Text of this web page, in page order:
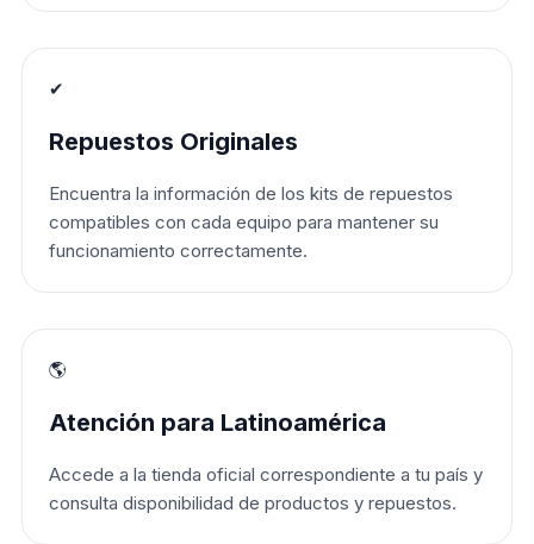
✔
Repuestos Originales
Encuentra la información de los kits de repuestos
compatibles con cada equipo para mantener su
funcionamiento correctamente.
🌎
Atención para Latinoamérica
Accede a la tienda oficial correspondiente a tu país y
consulta disponibilidad de productos y repuestos.